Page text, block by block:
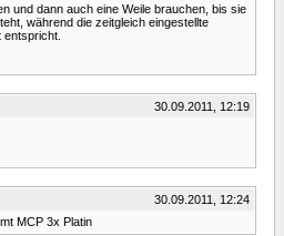
und dann auch eine Weile brauchen, bis sie
während die zeitgleich eingestellte
30.09.2011, 12:19
30.09.2011, 12:24
MCP 3x Platin